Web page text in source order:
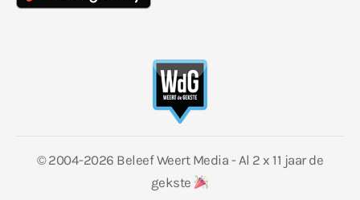
© 2004-2026 Beleef Weert Media - Al 2 x 11 jaar de
gekste